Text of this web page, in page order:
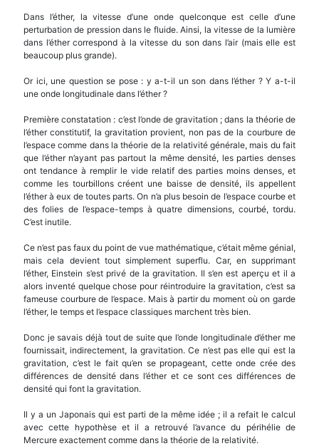
Dans l’éther, la vitesse d’une onde quelconque est celle d’une
perturbation de pression dans le fluide. Ainsi, la vitesse de la lumière
dans l’éther correspond à la vitesse du son dans l’air (mais elle est
beaucoup plus grande).
Or ici, une question se pose : y a-t-il un son dans l’éther ? Y a-t-il
une onde longitudinale dans l’éther ?
Première constatation : c’est l’onde de gravitation ; dans la théorie de
l’éther constitutif, la gravitation provient, non pas de la courbure de
l’espace comme dans la théorie de la relativité générale, mais du fait
que l’éther n’ayant pas partout la même densité, les parties denses
ont tendance à remplir le vide relatif des parties moins denses, et
comme les tourbillons créent une baisse de densité, ils appellent
l’éther à eux de toutes parts. On n’a plus besoin de l’espace courbe et
des folies de l’espace-temps à quatre dimensions, courbé, tordu.
C’est inutile.
Ce n’est pas faux du point de vue mathématique, c’était même génial,
mais cela devient tout simplement superflu. Car, en supprimant
l’éther, Einstein s’est privé de la gravitation. Il s’en est aperçu et il a
alors inventé quelque chose pour réintroduire la gravitation, c’est sa
fameuse courbure de l’espace. Mais à partir du moment où on garde
l’éther, le temps et l’espace classiques marchent très bien.
Donc je savais déjà tout de suite que l’onde longitudinale d’éther me
fournissait, indirectement, la gravitation. Ce n’est pas elle qui est la
gravitation, c’est le fait qu’en se propageant, cette onde crée des
différences de densité dans l’éther et ce sont ces différences de
densité qui font la gravitation.
Il y a un Japonais qui est parti de la même idée ; il a refait le calcul
avec cette hypothèse et il a retrouvé l’avance du périhélie de
Mercure exactement comme dans la théorie de la relativité.